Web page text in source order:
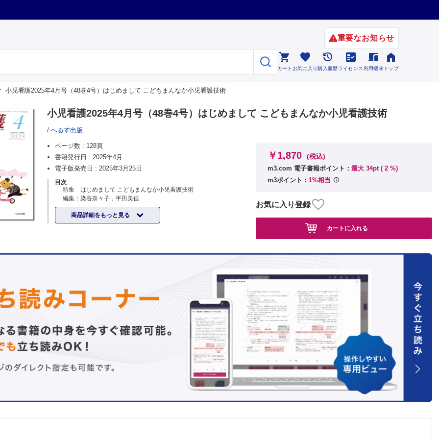
重要なお知らせ

カート

お気に入り

購入履歴

ライセンス

利用端末

トップ
小児看護2025年4月号（48巻4号）はじめまして こどもまんなか小児看護技術
小児看護2025年4月号（48巻4号）はじめまして こどもまんなか小児看護技術
/へるす出版
ページ数 : 128頁
書籍発行日 :2025年4月
電子版発売日 :2025年3月25日
目次
特集 はじめまして こどもまんなか小児看護技術
編集：染谷奈々子，平田美佳
【カラーグラフ】
イラストを見て考える「子どもの権利条約」とこどもまんなかな居
場所
①いい顔生まれる こどもまんなか小児看護技術；日常的にこども
②こどもまんなか社会の実現に向けて；こども家庭庁の現
在 内川麻実子
③病院のこども憲章；最善の利益に向けて，“ こどもまんなか”の
「こども憲章」を実現させるために 三輪富士代，他
④『改訂版 小児看護の日常的な臨床場面での倫理的課題に関する
指針』と「こどもまんなか」の日常的な倫理的実践 石浦光世
【実践・教育・研究】
①こどもまんなか NICUのこどもが示すサインをとらえ，読み解く
看護 井出由美
②こどもまんなか トラウマインフォームドケアとchild and family
④こどもまんなか 地域で暮らす重症心身障害児・医療的ケア児の
⑤こどもまんなか 小児看護学実習受け入れの実際 荒俣千晶，他
商品詳細をもっと見る
￥1,870 (税込)
m3.com 電子書籍ポイント： 最大 34pt ( 2 %)
m3ポイント： 1%相当
お気に入り登録
カートに入れる